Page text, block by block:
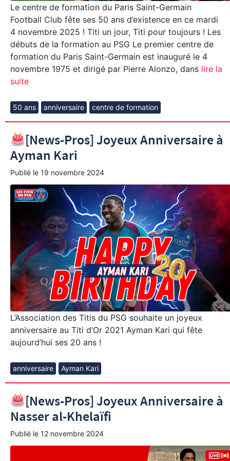
Le centre de formation du Paris Saint-Germain
Football Club fête ses 50 ans d’existence en ce mardi
4 novembre 2025 ! Titi un jour, Titi pour toujours ! Les
débuts de la formation au PSG Le premier centre de
formation du Paris Saint-Germain est inauguré le 4
novembre 1975 et dirigé par Pierre Alonzo, dans lire la
suite
50 ans anniversaire centre de formation
[News-Pros] Joyeux Anniversaire à
Ayman Kari
Publié le 19 novembre 2024
L’Association des Titis du PSG souhaite un joyeux
anniversaire au Titi d’Or 2021 Ayman Kari qui fête
aujourd’hui ses 20 ans !
anniversaire Ayman Kari
[News-Pros] Joyeux Anniversaire à
Nasser al-Khelaïfi
Publié le 12 novembre 2024